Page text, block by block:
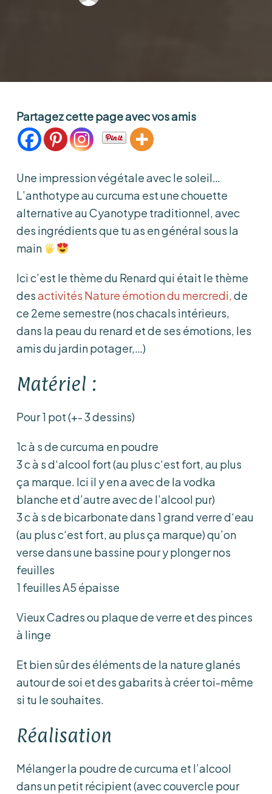
Partagez cette page avec vos amis
Une impression végétale avec le soleil…
L’anthotype au curcuma est une chouette
alternative au Cyanotype traditionnel, avec
des ingrédients que tu as en général sous la
main
Ici c’est le thème du Renard qui était le thème
desactivités Nature émotion du mercredi,de
ce 2eme semestre (nos chacals intérieurs,
dans la peau du renard et de ses émotions, les
amis du jardin potager,…)
Matériel :
Pour 1 pot (+- 3 dessins)
1c à s de curcuma en poudre
3 c à s d‘alcool fort (au plus c‘est fort, au plus
ça marque. Ici il y en a avec de la vodka
blanche et d’autre avec de l’alcool pur)
3 c à s de bicarbonate dans 1 grand verre d‘eau
(au plus c‘est fort, au plus ça marque) qu’on
verse dans une bassine pour y plonger nos
feuilles
1 feuilles A5 épaisse
Vieux Cadres ou plaque de verre et des pinces
à linge
Et bien sûr des éléments de la nature glanés
autour de soi et des gabarits à créer toi-même
si tu le souhaites.
Réalisation
Mélanger la poudre de curcuma et l’alcool
dans un petit récipient (avec couvercle pour